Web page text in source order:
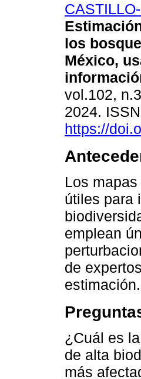
los
México,
vol.102,
2024.
https://
Los
útiles para
emplean
de
estimación.
¿Cuál es
de alta
más